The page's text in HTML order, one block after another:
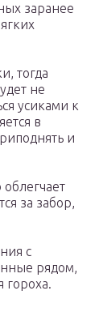
заранее
тогда
не
усиками к
в
и
за забор,
с
рядом,
гороха.